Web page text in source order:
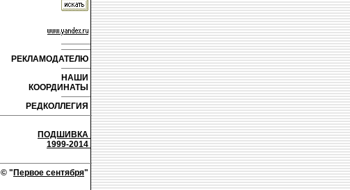
РЕКЛАМОДАТЕЛЮ
НАШИ
КООРДИНАТЫ
РЕДКОЛЛЕГИЯ
ПОДШИВКА
1999-2014
© " Первое сентября"